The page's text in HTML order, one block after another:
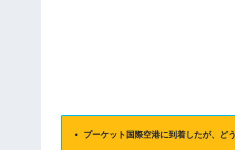
プーケット国際空港に到着したが、ど